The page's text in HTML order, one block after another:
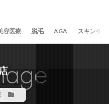
容医療 脱毛 AGA スキンケア